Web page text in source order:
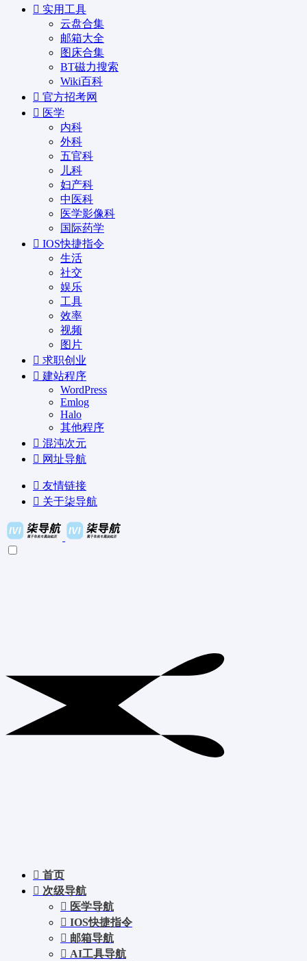
实用工具
云盘合集
邮箱大全
图床合集
BT磁力搜索
Wiki百科
官方招考网
医学
内科
外科
五官科
儿科
妇产科
中医科
医学影像科
国际药学
IOS快捷指令
生活
社交
娱乐
工具
效率
视频
图片
求职创业
建站程序
WordPress
Emlog
Halo
其他程序
混沌次元
网址导航
友情链接
关于柒导航
首页
次级导航
医学导航
IOS快捷指令
邮箱导航
AI工具导航